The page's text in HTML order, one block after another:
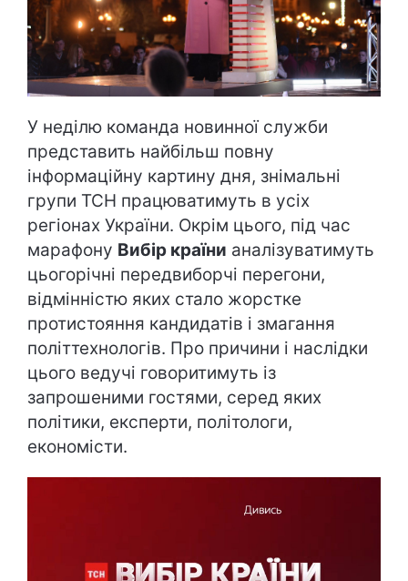
У неділю команда новинної служби
представить найбільш повну
інформаційну картину дня, знімальні
групи ТСН працюватимуть в усіх
регіонах України. Окрім цього, під час
марафону Вибір країни аналізуватимуть
цьогорічні передвиборчі перегони,
відмінністю яких стало жорстке
протистояння кандидатів і змагання
політтехнологів. Про причини і наслідки
цього ведучі говоритимуть із
запрошеними гостями, серед яких
політики, експерти, політологи,
економісти.